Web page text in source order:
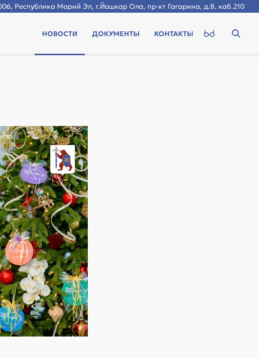
Республика Марий Эл, г.Йошкар Ола, пр-кт Гагарина, д.8, каб.210
НОВОСТИ ДОКУМЕНТЫ КОНТАКТЫ